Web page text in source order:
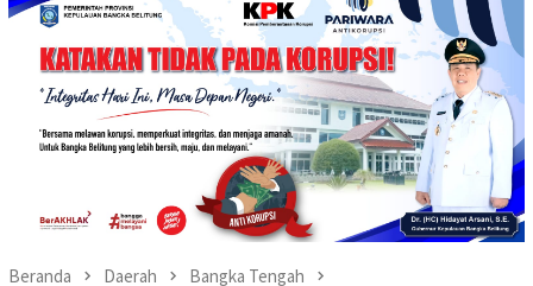
Beranda Daerah Bangka Tengah